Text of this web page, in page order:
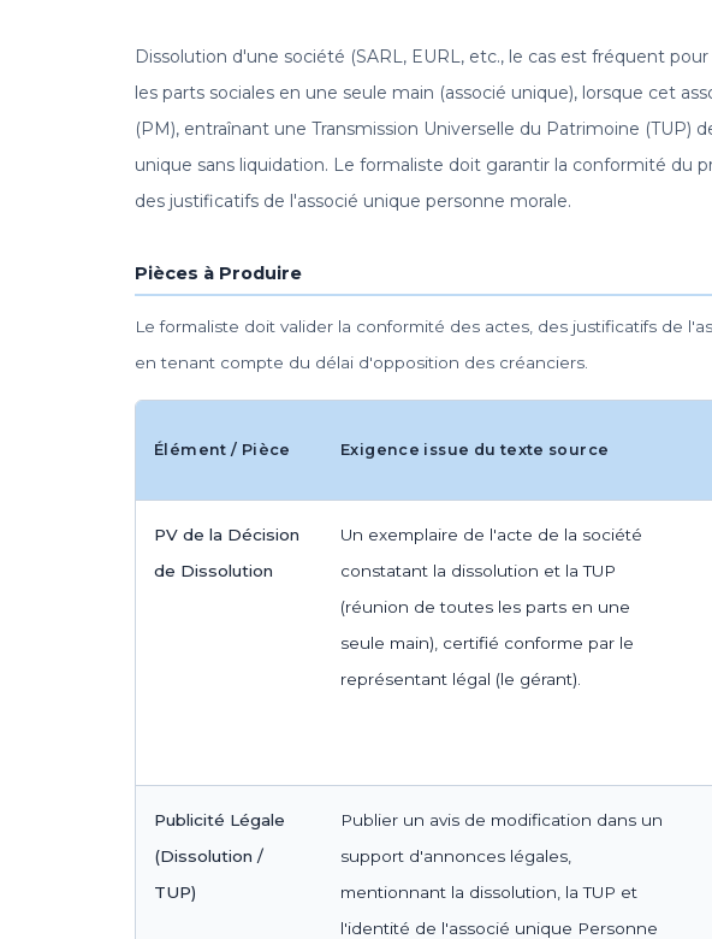
Dissolution d'une société (SARL, EURL, etc., le cas est fréquent
les parts sociales en une seule main (associé unique), lorsque cet
(PM), entraînant une Transmission Universelle du Patrimoine (TUP)
unique sans liquidation. Le formaliste doit garantir la conformité du
des justificatifs de l'associé unique personne morale.
Pièces à Produire
Le formaliste doit valider la conformité des actes, des justificatifs de
en tenant compte du délai d'opposition des créanciers.
Élément / Pièce Exigence issue du texte source
PV de la Décision
de Dissolution
Un exemplaire de l'acte de la société
constatant la dissolution et la TUP
(réunion de toutes les parts en une
seule main), certifié conforme par le
représentant légal (le gérant).
Publicité Légale
(Dissolution /
TUP)
Publier un avis de modification dans un
support d'annonces légales,
mentionnant la dissolution, la TUP et
l'identité de l'associé unique Personne